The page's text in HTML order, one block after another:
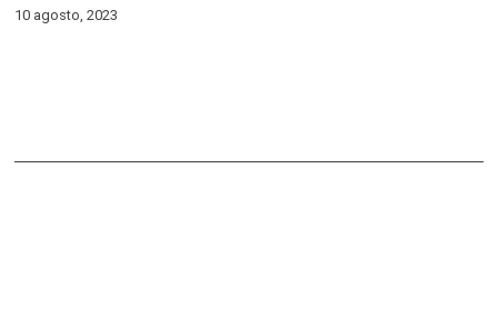
10 agosto, 2023